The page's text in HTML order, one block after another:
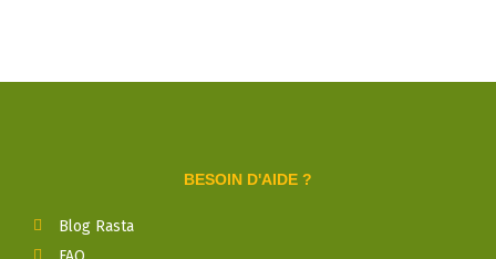
BESOIN D'AIDE ?
Blog Rasta